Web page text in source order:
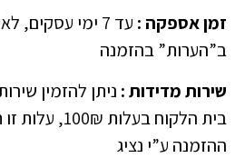
זמן אספקה :
עד 7 ימי עסקים,
ב”הערות” בהזמנה
שירות מדידות: ניתן להזמין
בית הלקוח
ההזמנה ע”י נציג